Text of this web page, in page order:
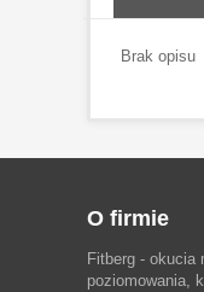
Brak opisu
O firmie
Fitberg - okucia
poziomowania,